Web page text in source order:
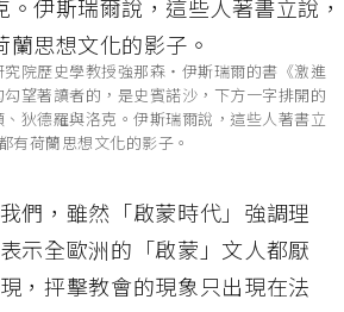
究院歷史學教授強那森‧伊斯瑞爾的書《激進
望著讀者的，是史賓諾沙，下方一字排開的
狄德羅與洛克。伊斯瑞爾說，這些人著書立
有荷蘭思想文化的影子。
們，雖然「啟蒙時代」強調理
示全歐洲的「啟蒙」文人都厭
，抨擊教會的現象只出現在法